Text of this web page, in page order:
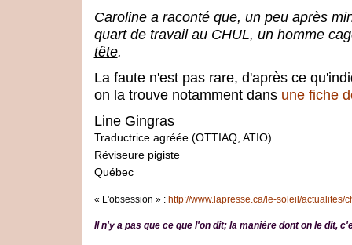
Caroline a raconté que, un peu après
quart de travail au CHUL, un homme
tête.
La faute n'est pas rare, d'après ce
on la trouve notamment dans une fiche
Line Gingras
Traductrice agréée (OTTIAQ, ATIO)
Réviseure pigiste
Québec
« L'obsession » : http://www.lapresse.ca/le-soleil/actualites/
Il n'y a pas que ce que l'on dit; la manière dont on le dit,